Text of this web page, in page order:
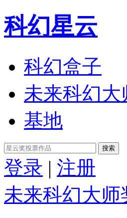
科幻星云
科幻盒子
未来科幻大
基地
搜索
登录 | 注册
未来科幻大师